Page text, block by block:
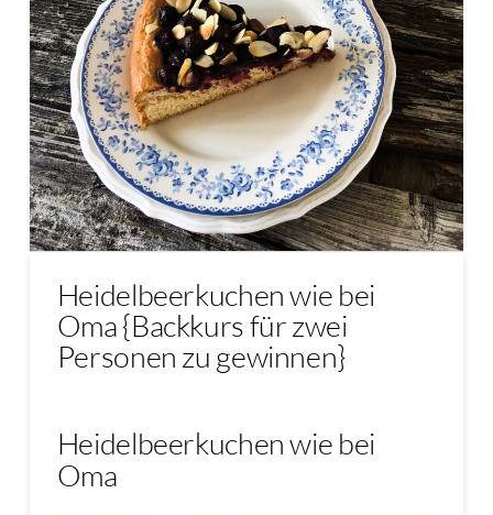
Heidelbeerkuchen wie bei
Oma {Backkurs für zwei
Personen zu gewinnen}
Heidelbeerkuchen wie bei
Oma